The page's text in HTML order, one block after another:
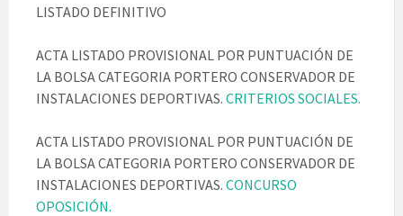
LISTADO DEFINITIVO
ACTA LISTADO PROVISIONAL POR PUNTUACIÓN DE
LA BOLSA CATEGORIA PORTERO CONSERVADOR DE
INSTALACIONES DEPORTIVAS. CRITERIOS SOCIALES.
ACTA LISTADO PROVISIONAL POR PUNTUACIÓN DE
LA BOLSA CATEGORIA PORTERO CONSERVADOR DE
INSTALACIONES DEPORTIVAS. CONCURSO
OPOSICIÓN.